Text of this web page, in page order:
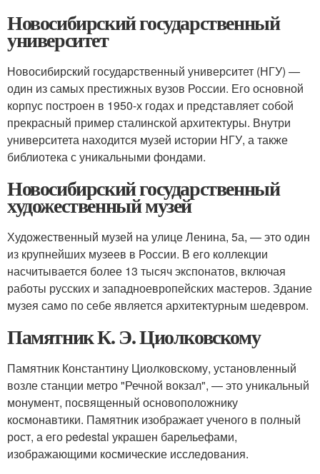
Новосибирский государственный
университет
Новосибирский государственный университет (НГУ) —
один из самых престижных вузов России. Его основной
корпус построен в 1950-х годах и представляет собой
прекрасный пример сталинской архитектуры. Внутри
университета находится музей истории НГУ, а также
библиотека с уникальными фондами.
Новосибирский государственный
художественный музей
Художественный музей на улице Ленина, 5а, — это один
из крупнейших музеев в России. В его коллекции
насчитывается более 13 тысяч экспонатов, включая
работы русских и западноевропейских мастеров. Здание
музея само по себе является архитектурным шедевром.
Памятник К. Э. Циолковскому
Памятник Константину Циолковскому, установленный
возле станции метро "Речной вокзал", — это уникальный
монумент, посвященный основоположнику
космонавтики. Памятник изображает ученого в полный
рост, а его pedestal украшен барельефами,
изображающими космические исследования.